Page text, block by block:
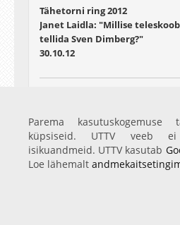
Tähetorni ring 2012
Janet Laidla: "Millise
tellida Sven Dimberg?"
30.10.12
Tähetorni ring 2012
Tiit Sepp:
06.11.12
Parema kasutuskogemuse
küpsiseid. UTTV veeb
isikuandmeid. UTTV kasutab
Loe lähemalt